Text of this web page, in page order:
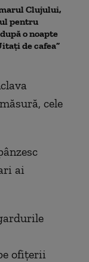
Clujului,
pentru
o noapte
de cafea”
cele
ai
ofiţerii